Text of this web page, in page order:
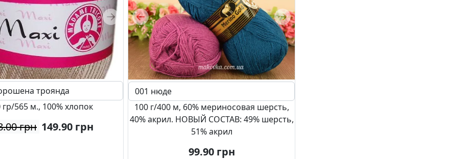
Next
гр/565 м., 100% хлопок
грн 149.90 грн
Previous Next
100 г/400 м, 60% мериносовая шерсть,
40% акрил. НОВЫЙ СОСТАВ: 49% шерсть,
51% акрил
99.90грн